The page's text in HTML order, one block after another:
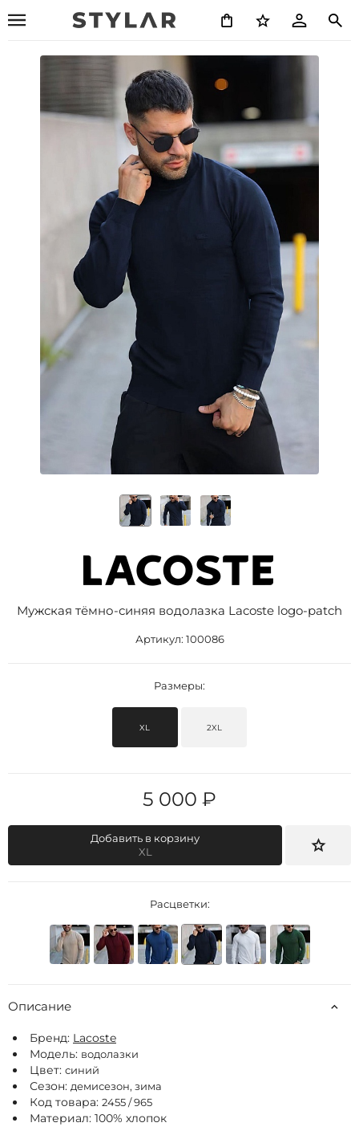
Мужская тёмно-синяя водолазка Lacoste logo-patch
Артикул: 100086
Размеры:
XL 2XL
5 000 ₽
Добавить в корзину
XL
Расцветки:
Описание
Бренд: Lacoste
Модель: водолазки
Цвет: синий
Сезон: демисезон, зима
Код товара: 2455 / 965
Материал: 100% хлопок